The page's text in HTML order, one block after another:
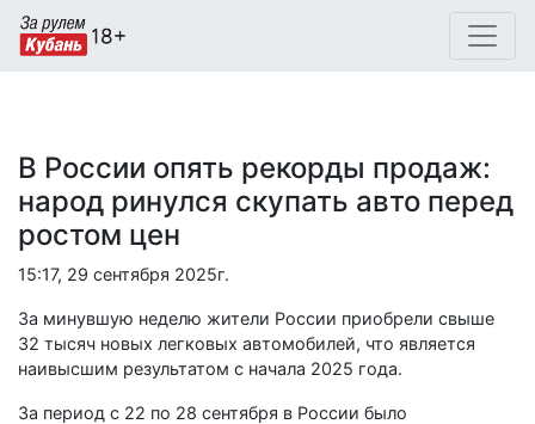
В России опять рекорды продаж:
народ ринулся скупать авто перед
ростом цен
15:17, 29 сентября 2025г.
За минувшую неделю жители России приобрели свыше
32 тысяч новых легковых автомобилей, что является
наивысшим результатом с начала 2025 года.
За период с 22 по 28 сентября в России было